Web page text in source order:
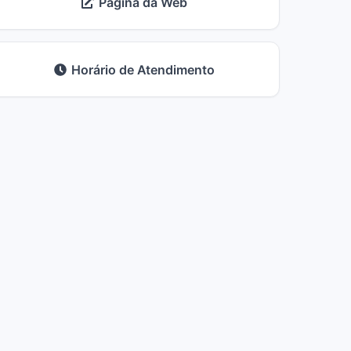
Horário de Atendimento